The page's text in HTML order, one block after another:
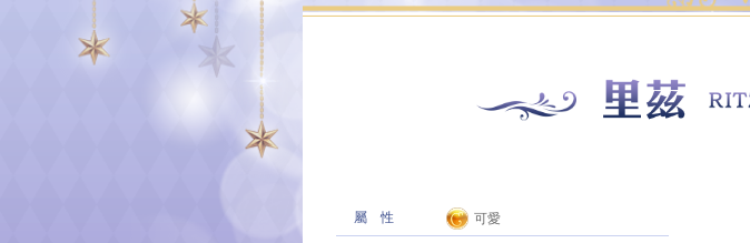
屬性 可愛